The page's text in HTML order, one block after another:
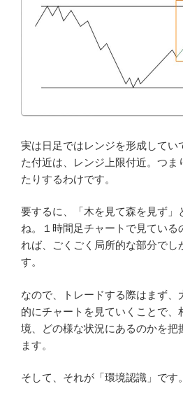
実は日足ではレンジを形成してい
た付近は、レンジ上限付近。つま
たりするわけです。
要するに、「木を見て森を見ず」
ね。１時間足チャートで見ている
れば、ごくごく局所的な部分でし
す。
なので、トレードする際はまず、
的にチャートを見ていくことで、
境、どの様な状況にあるのかを把
ます。
そして、それが「環境認識」です。